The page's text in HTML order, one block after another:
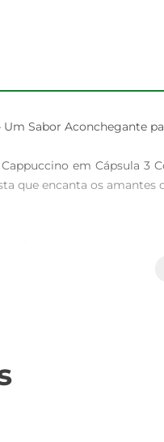
Sabor Aconchegante
em Cápsula
que encanta os amantes
reflete a qualidade